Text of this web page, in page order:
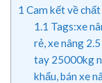
1 Cam kết về
1.1 Tags:xe
rẻ, xe nâng
tay 25000kg
khẩu, bán xe